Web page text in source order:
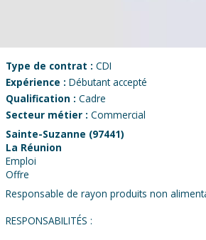
Type de contrat : CDI
Expérience : Débutant accepté
Qualification : Cadre
Secteur métier : Commercial
Sainte-Suzanne (97441)
La Réunion
Emploi
Offre
Responsable de rayon produits non
RESPONSABILITÉS :